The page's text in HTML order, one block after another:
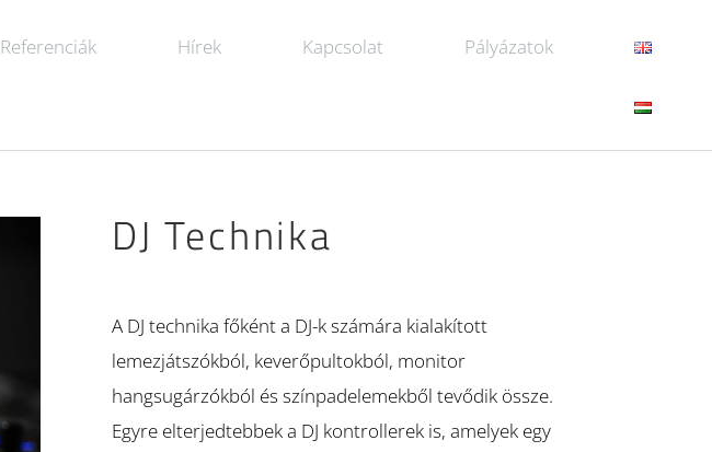
Referenciák Hírek Kapcsolat Pályázatok
DJ Technika
A DJ technika főként a DJ-k számára kialakított
lemezjátszókból, keverőpultokból, monitor
hangsugárzókból és színpadelemekből tevődik össze.
Egyre elterjedtebbek a DJ kontrollerek is, amelyek egy